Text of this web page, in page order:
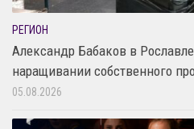
РЕГИОН
Александр Бабаков в
наращивании собственного
05.08.2026